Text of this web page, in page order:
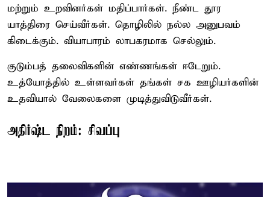
மற்றும் உறவினர்கள் மதிப்பார்கள். நீண்ட தூர
யாத்திரை செய்வீர்கள். தொழிலில் நல்ல அனுபவம்
கிடைக்கும். வியாபாரம் லாபகரமாக செல்லும்.
குடும்பத் தலைவிகளின் எண்ணங்கள் ஈடேறும்.
உத்யோத்தில் உள்ளவர்கள் தங்கள் சக ஊழியர்களின்
உதவியால் வேலைகளை முடித்துவிடுவீர்கள்.
அதிர்ஷ்ட நிறம்: சிவப்பு